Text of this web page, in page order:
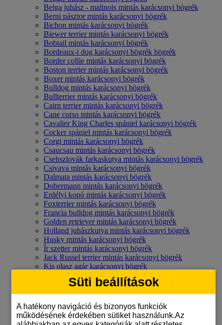
Belga juhász - malinois mintás karácsonyi bögrék
Berni pásztor mintás karácsonyi bögrék
Bichon mintás karácsonyi bögrék
Biewer terrier mintás karácsonyi bögrék
Bobtail mintás karácsonyi bögrék
Bordeaux-i dog karácsonyi bögrék bögrék
Border collie mintás karácsonyi bögrék
Boston terrier mintás karácsonyi bögrék
Boxer mintás karácsonyi bögrék
Bulldog mintás karácsonyi bögrék
Bullterrier mintás karácsonyi bögrék
Cairn terrier mintás karácsonyi bögrék
Cane corso mintás karácsonyi bögrék
Cavalier King Charles spániel karácsonyi bögrék
Cocker spániel mintás karácsonyi bögrék
Corgi mintás karácsonyi bögrék
Csaucsau mintás karácsonyi bögrék
Csehszlovák farkaskutya mintás karácsonyi bögrék
Csivava mintás karácsonyi bögrék
Dalmata mintás karácsonyi bögrék
Dobermann mintás karácsonyi bögrék
Erdélyi kopó mintás karácsonyi bögrék
Foxterrier mintás karácsonyi bögrék
Francia bulldog mintás karácsonyi bögrék
Golden retriever mintás karácsonyi bögrék
Holland juhászkutya mintás karácsonyi bögrék
Husky mintás karácsonyi bögrék
Ír szetter mintás karácsonyi bögrék
Jack Russel terrier mintás karácsonyi bögrék
Kis olasz agár karácsonyi bögrék
Kuvasz mintás karácsonyi bögrék
Labradoros karácsonyi bögrék
Leonbergi mintás karácsonyi bögrék
Máltai selyemkutya mintás karácsonyi bögrék
Masztiff mintás karácsonyi bögrék
Mopsz mintás karácsonyi bögre
Süti beállítások
A hatékony navigáció és bizonyos funkciók
működésének érdekében sütiket használunk.Az